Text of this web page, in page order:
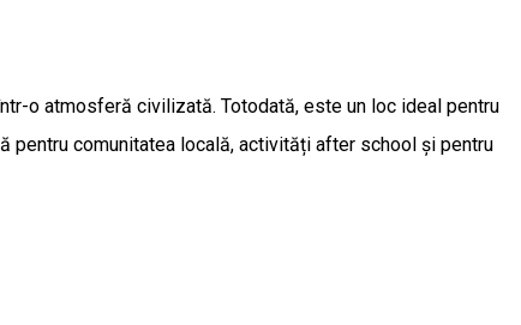
o atmosferă civilizată. Totodată, este un loc ideal pentru
pentru comunitatea locală, activități after school și pentru